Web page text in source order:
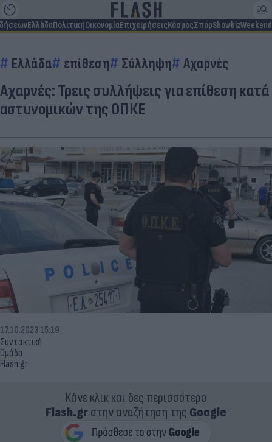
ΕλλάδαΠολιτικήΟικονομίαΕπιχειρήσειςΚόσμοςΣπορShowbizWeekend
Ελλάδα επίθεση Σύλληψη Αχαρνές
Αχαρνές: Τρεις συλλήψεις για επίθεση κατά
αστυνομικών της ΟΠΚΕ
Συντακτική
Ομάδα
Flash.gr
17.10.2023 15:19
Κάνε κλικ και δες περισσότερο
Flash.grστην αναζήτηση της Google